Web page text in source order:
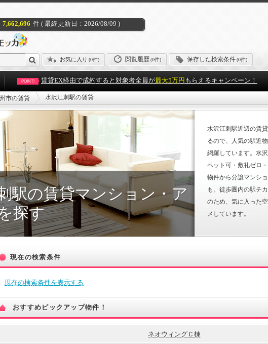
7,662,696 件 ( 最終更新日：2026/08/09 )
お気に入り (0件) 閲覧履歴(0件) 保存した検索条件(0件)
POINT! 賃貸EX経由で成約すると対象者全員が最大5万円 もらえるキャンペーン！
市の賃貸 水沢江刺駅の賃貸
駅の賃貸マンション・ア
探す
水沢江刺駅近辺の賃
るので、人気の駅近
網羅しています。水
ペット可・敷礼ゼロ
物件から分譲マンシ
も。徒歩圏内の駅チ
のため、気に入った
メしています。
現在の検索条件
現在の検索条件を表示する
おすすめピックアップ物件！
ネオウィングＣ棟